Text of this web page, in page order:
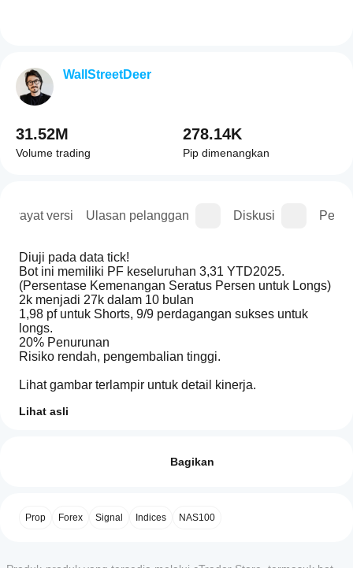
versi Ulasan pelanggan Diskusi
Diuji pada data tick!
Bot ini memiliki PF keseluruhan 3,31 YTD2025.
(Persentase Kemenangan Seratus Persen untuk Longs)
2k menjadi 27k dalam 10 bulan
1,98 pf untuk Shorts, 9/9 perdagangan sukses untuk
longs.
20% Penurunan
Risiko rendah, pengembalian tinggi.
Lihat gambar terlampir untuk detail kinerja.
Lihat asli
Ulasan pelanggan
instalasi,
mulai
cTrader
Bagikan
Prop Forex Signal Indices NAS100
WallStreetDeer
31.52M
Volume trading
278.14K
Pip dimenangkan